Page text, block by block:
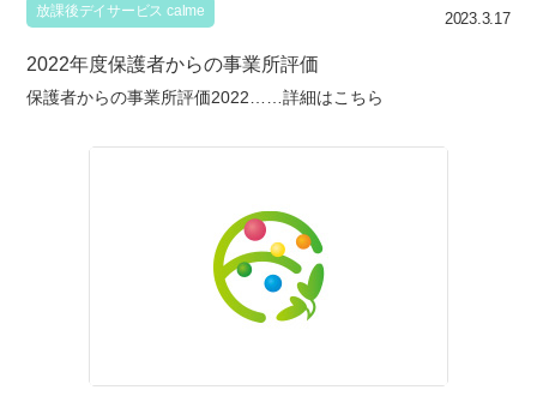
放課後デイサービス calme 2023.3.17
2022年度保護者からの事業所評価
保護者からの事業所評価2022……詳細はこちら